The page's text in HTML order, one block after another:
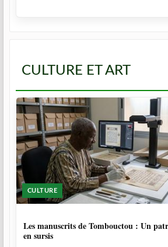
CULTURE ET ART
CULTURE
Les manuscrits de Tombouctou : Un
en sursis